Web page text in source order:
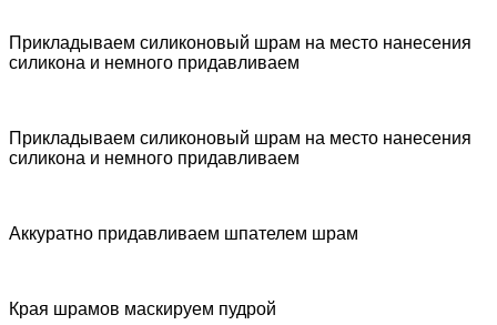
Прикладываем силиконовый шрам на место нанесения
силикона и немного придавливаем
Прикладываем силиконовый шрам на место нанесения
силикона и немного придавливаем
Аккуратно придавливаем шпателем шрам
Края шрамов маскируем пудрой